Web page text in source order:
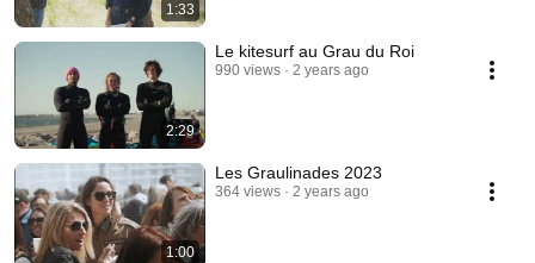
1:33
2:29
Le kitesurf au Grau du Roi
990 views 2 years ago
1:00
Les Graulinades 2023
364 views 2 years ago